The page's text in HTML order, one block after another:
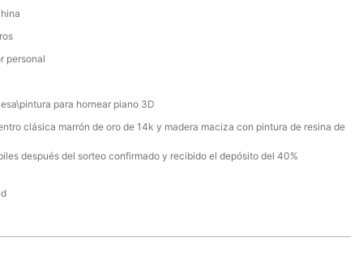
personal
para hornear piano 3D
clásica marrón de oro de 14k y madera maciza con pintura de resina de
después del sorteo confirmado y recibido el depósito del 40%